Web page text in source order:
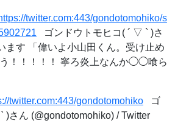
twitter.com:443/gondotomohiko/s
ゴンドウトモヒコ( ´ ▽ ` )さ
ます 「偉いよ小山田くん。受け止め
！！！！！ 寧ろ炎上なんか◯◯喰ら
twitter.com:443/gondotomohiko ゴ
)さん (@gondotomohiko) / Twitter